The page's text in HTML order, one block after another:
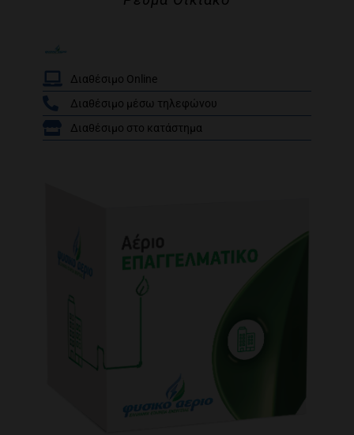
/
Διαθέσιμο Online
Διαθέσιμο μέσω τηλεφώνου
Διαθέσιμο στο κατάστημα